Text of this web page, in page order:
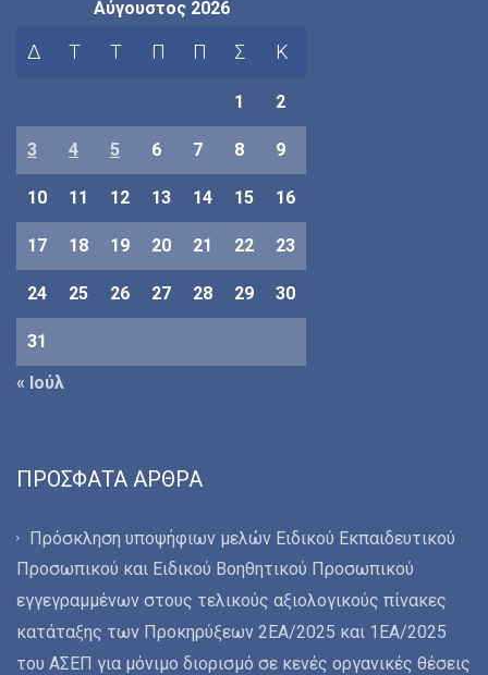
Αύγουστος 2026
Δ Τ Τ Π Π Σ Κ
1 2
3 4 5 6 7 8 9
10 11 12 13 14 15 16
17 18 19 20 21 22 23
24 25 26 27 28 29 30
31
« Ιούλ
ΠΡΌΣΦΑΤΑ ΆΡΘΡΑ
Πρόσκληση υποψήφιων μελών Ειδικού Εκπαιδευτικού
Προσωπικού και Ειδικού Βοηθητικού Προσωπικού
εγγεγραμμένων στους τελικούς αξιολογικούς πίνακες
κατάταξης των Προκηρύξεων 2ΕΑ/2025 και 1ΕΑ/2025
του ΑΣΕΠ για μόνιμο διορισμό σε κενές οργανικές θέσεις